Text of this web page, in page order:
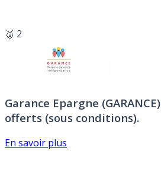
🥈 2
Garance Epargne (GARANCE)
offerts (sous conditions).
En savoir plus